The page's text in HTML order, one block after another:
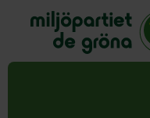
Miljöpartiet de